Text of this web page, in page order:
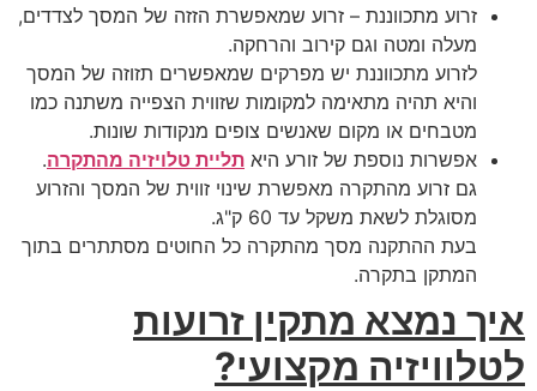
זרוע מתכווננת – זרוע שמאפשרת הזזה של המסך לצדדים,
מעלה ומטה וגם קירוב והרחקה.
לזרוע מתכווננת יש מפרקים שמאפשרים תזוזה של המסך
והיא תהיה מתאימה למקומות שזווית הצפייה משתנה כמו
מטבחים או מקום שאנשים צופים מנקודות שונות.
אפשרות נוספת של זורע היא תליית טלויזיה מהתקרה.
גם זרוע מהתקרה מאפשרת שינוי זווית של המסך והזרוע
מסוגלת לשאת משקל עד 60 ק"ג.
בעת ההתקנה מסך מהתקרה כל החוטים מסתתרים בתוך
המתקן בתקרה.
איך נמצא מתקין זרועות
לטלוויזיה מקצועי?